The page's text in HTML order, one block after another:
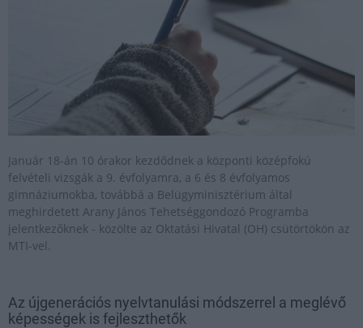
Január 18-án 10 órakor kezdődnek a központi középfokú
felvételi vizsgák a 9. évfolyamra, a 6 és 8 évfolyamos
gimnáziumokba, továbbá a Belügyminisztérium által
meghirdetett Arany János Tehetséggondozó Programba
jelentkezőknek - közölte az Oktatási Hivatal (OH) csütörtökön az
MTI-vel.
Az újgenerációs nyelvtanulási módszerrel a meglévő
képességek is fejleszthetők